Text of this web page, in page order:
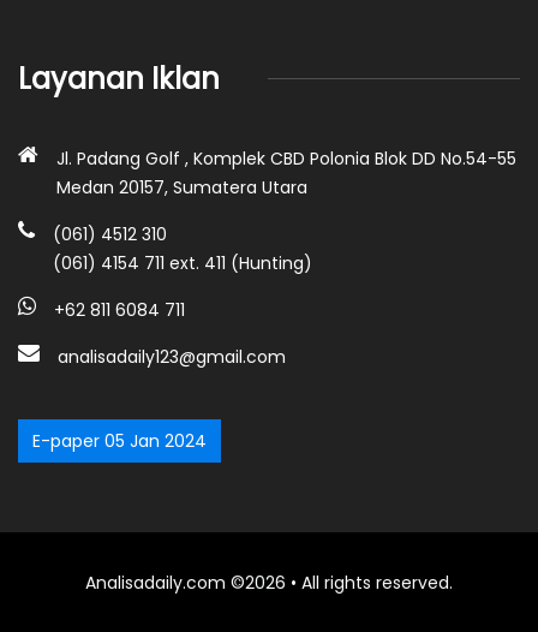
Layanan Iklan
Jl. Padang Golf , Komplek CBD Polonia Blok DD No.54-55
Medan 20157, Sumatera Utara
(061) 4512 310
(061) 4154 711 ext. 411 (Hunting)
+62 811 6084 711
analisadaily123@gmail.com
E-paper 05 Jan 2024
Analisadaily.com ©2026 • All rights reserved.